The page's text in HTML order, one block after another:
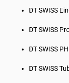
DT SWISS
DT SWISS
DT SWISS
DT SWISS